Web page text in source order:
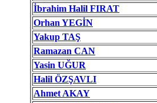
İbrahim Halil FIRAT
Orhan YEGİN
Yakup TAŞ
Ramazan CAN
Yasin UĞUR
Halil ÖZŞAVLI
Ahmet AKAY